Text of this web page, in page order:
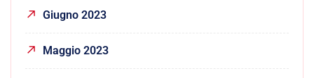
Giugno 2023
Maggio 2023